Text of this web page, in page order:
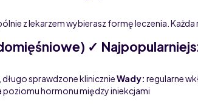
z lekarzem wybierasz formę leczenia. Każda
✓
sprawdzone klinicznieWady: regularne
poziomu hormonu między iniekcjami